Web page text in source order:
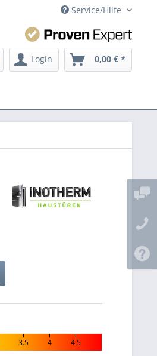
Service/Hilfe
Login 0,00 € *
3.5 4 4.5